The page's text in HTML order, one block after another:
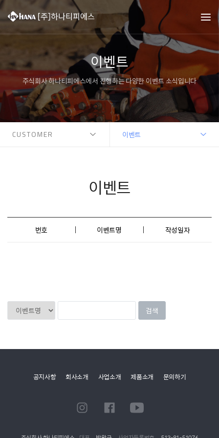
이벤트
주식회사 하나티피에스에서 진행하는 다양한 이벤트 소식입니다
CUSTOMER 이벤트
이벤트
번호 이벤트명 작성일자
공지사항 회사소개 사업소개 제품소개 문의하기